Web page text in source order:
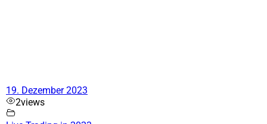
19. Dezember 2023
2views